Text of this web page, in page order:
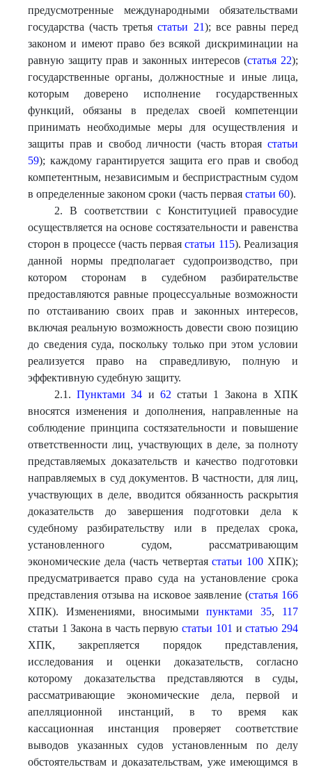
предусмотренные международными обязательствами
государства (часть третьястатьи 21); все равны перед
законом и имеют право без всякой дискриминации на
равную защиту прав и законных интересов (статья 22);
государственные органы, должностные и иные лица,
которым доверено исполнение государственных
функций, обязаны в пределах своей компетенции
принимать необходимые меры для осуществления и
защиты прав и свобод личности (часть вторая статьи
59); каждому гарантируется защита его прав и свобод
компетентным, независимым и беспристрастным судом
в определенные законом сроки (часть первая статьи 60).
2. В соответствии с Конституцией правосудие
осуществляется на основе состязательности и равенства
сторон в процессе (часть перваястатьи 115). Реализация
данной нормы предполагает судопроизводство, при
котором сторонам в судебном разбирательстве
предоставляются равные процессуальные возможности
по отстаиванию своих прав и законных интересов,
включая реальную возможность довести свою позицию
до сведения суда, поскольку только при этом условии
реализуется право на справедливую, полную и
эффективную судебную защиту.
2.1.Пунктами 34 и 62 статьи 1 Закона в ХПК
вносятся изменения и дополнения, направленные на
соблюдение принципа состязательности и повышение
ответственности лиц, участвующих в деле, за полноту
представляемых доказательств и качество подготовки
направляемых в суд документов. В частности, для лиц,
участвующих в деле, вводится обязанность раскрытия
доказательств до завершения подготовки дела к
судебному разбирательству или в пределах срока,
установленного судом, рассматривающим
экономические дела (часть четвертаястатьи 100 ХПК);
предусматривается право суда на установление срока
представления отзыва на исковое заявление (статья 166
ХПК). Изменениями, вносимымипунктами 35, 117
статьи 1 Закона в часть первуюстатьи 101 истатью 294
ХПК, закрепляется порядок представления,
исследования и оценки доказательств, согласно
которому доказательства представляются в суды,
рассматривающие экономические дела, первой и
апелляционной инстанций, в то время как
кассационная инстанция проверяет соответствие
выводов указанных судов установленным по делу
обстоятельствам и доказательствам, уже имеющимся в